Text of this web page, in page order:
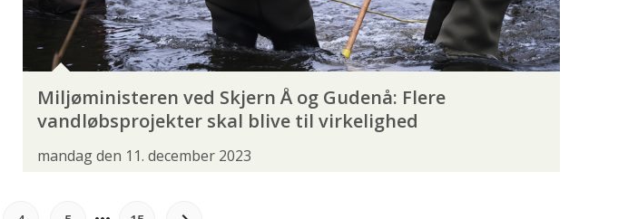
Miljøministeren ved Skjern Å og Gudenå: Flere
vandløbsprojekter skal blive til virkelighed
mandag den 11. december 2023